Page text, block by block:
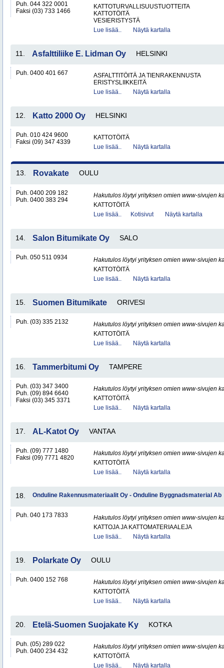
Puh. 044 322 0001
Faksi (03) 733 1466
KATTOTURVALLISUUSTUOTTEITA
KATTOTÖITÄ
VESIERISTYSTÄ
Lue lisää..
Näytä kartalla
11. Asfalttiliike E. Lidman Oy HELSINKI
Puh. 0400 401 667
ASFALTTITÖITÄ JA TIENRAKENNUSTA
ERISTYSLIIKKEITÄ
Lue lisää..
Näytä kartalla
12. Katto 2000 Oy HELSINKI
Puh. 010 424 9600
Faksi (09) 347 4339
KATTOTÖITÄ
Lue lisää..
Näytä kartalla
13. Rovakate OULU
Puh. 0400 209 182
Puh. 0400 383 294
Hakutulos löytyi yrityksen omien www-sivujen
KATTOTÖITÄ
Lue lisää..
Kotisivut Näytä kartalla
14. Salon Bitumikate Oy SALO
Puh. 050 511 0934
Hakutulos löytyi yrityksen omien www-sivujen
KATTOTÖITÄ
Lue lisää..
Näytä kartalla
15. Suomen Bitumikate ORIVESI
Puh. (03) 335 2132
Hakutulos löytyi yrityksen omien www-sivujen
KATTOTÖITÄ
Lue lisää..
Näytä kartalla
16. Tammerbitumi Oy TAMPERE
Puh. (03) 347 3400
Puh. (09) 894 6640
Faksi (03) 345 3371
Hakutulos löytyi yrityksen omien www-sivujen
KATTOTÖITÄ
Lue lisää..
Näytä kartalla
17. AL-Katot Oy VANTAA
Puh. (09) 777 1480
Faksi (09) 7771 4820
Hakutulos löytyi yrityksen omien www-sivujen
KATTOTÖITÄ
Lue lisää..
Näytä kartalla
18. Onduline Rakennusmateriaalit Oy - Onduline Byggnadsmaterial Ab
Puh. 040 173 7833
Hakutulos löytyi yrityksen omien www-sivujen
KATTOJA JA KATTOMATERIAALEJA
Lue lisää..
Näytä kartalla
19. Polarkate Oy OULU
Puh. 0400 152 768
Hakutulos löytyi yrityksen omien www-sivujen
KATTOTÖITÄ
Lue lisää..
Näytä kartalla
20. Etelä-Suomen Suojakate Ky KOTKA
Puh. (05) 289 022
Puh. 0400 234 432
Hakutulos löytyi yrityksen omien www-sivujen
KATTOTÖITÄ
Lue lisää..
Näytä kartalla